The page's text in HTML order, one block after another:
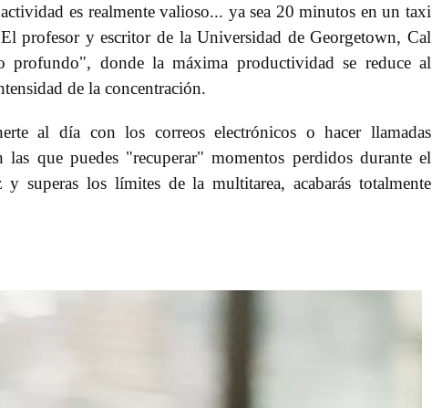
es realmente valioso... ya sea 20 minutos en un taxi
profesor y escritor de la Universidad de Georgetown, Cal
profundo", donde la máxima productividad se reduce al
de la concentración.
al día con los correos electrónicos o hacer llamadas
las que puedes "recuperar" momentos perdidos durante el
superas los límites de la multitarea, acabarás totalmente